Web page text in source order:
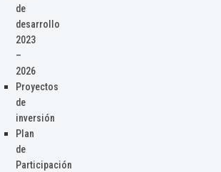
de
desarrollo
2023
–
2026
Proyectos
de
inversión
Plan
de
Participación